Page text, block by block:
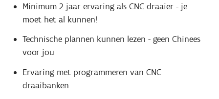
Minimum 2 jaar ervaring als CNC draaier - je
moet het al kunnen!
Technische plannen kunnen lezen - geen Chinees
voor jou
Ervaring met programmeren van CNC
draaibanken